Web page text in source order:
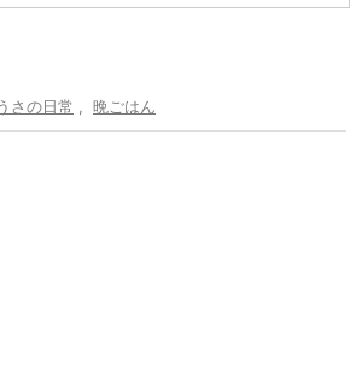
さの日常 晩ごはん